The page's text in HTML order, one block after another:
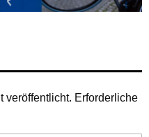
veröffentlicht. Erforderliche